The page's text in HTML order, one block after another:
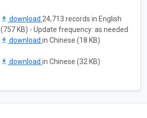
download 24,713 records in English
(757 KB) - Update frequency: as needed
download in Chinese (18 KB)
download in Chinese (32 KB)